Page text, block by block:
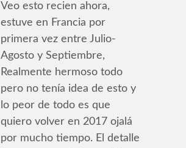
Veo esto recien ahora,
estuve en Francia por
primera vez entre Julio-
Agosto y Septiembre,
Realmente hermoso todo
pero no tenía idea de esto y
lo peor de todo es que
quiero volver en 2017 ojalá
por mucho tiempo. El detalle